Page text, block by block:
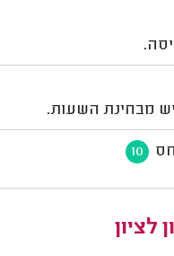
מבחינת השעות.
10
לציון